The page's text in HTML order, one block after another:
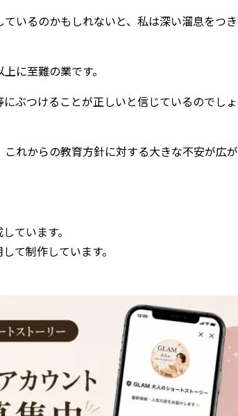
いるのかもしれないと、私は深い溜息をつき
に至難の業です。
ぶつけることが正しいと信じているのでしょ
れからの教育方針に対する大きな不安が広が
ています。
て制作しています。